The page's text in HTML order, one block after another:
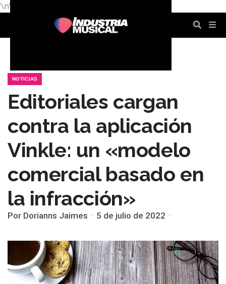
\n\n
NOTICIAS
Editoriales cargan
contra la aplicación
Vinkle: un «modelo
comercial basado en
la infracción»
Por Dorianns Jaimes 5 de julio de 2022